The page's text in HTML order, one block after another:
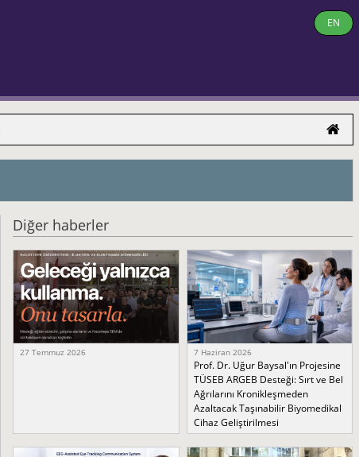
EN
Diğer haberler
27 Temmuz 2026 7 Haziran 2026
Prof. Dr. Uğur Baysal'ın Projesine
TÜSEB ARGEB Desteği: Sırt ve Bel
Ağrılarını Kronikleşmeden
Azaltacak Taşınabilir Biyomedikal
Cihaz Geliştirilmesi